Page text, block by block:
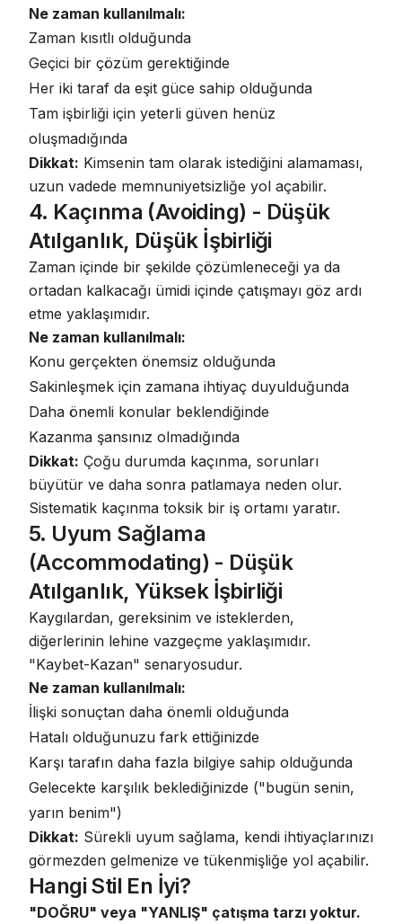
Ne zaman kullanılmalı:
Zaman kısıtlı olduğunda
Geçici bir çözüm gerektiğinde
Her iki taraf da eşit güce sahip olduğunda
Tam işbirliği için yeterli güven henüz
oluşmadığında
Dikkat: Kimsenin tam olarak istediğini alamaması,
uzun vadede memnuniyetsizliğe yol açabilir.
4. Kaçınma (Avoiding) - Düşük
Atılganlık, Düşük İşbirliği
Zaman içinde bir şekilde çözümleneceği ya da
ortadan kalkacağı ümidi içinde çatışmayı göz ardı
etme yaklaşımıdır.
Ne zaman kullanılmalı:
Konu gerçekten önemsiz olduğunda
Sakinleşmek için zamana ihtiyaç duyulduğunda
Daha önemli konular beklendiğinde
Kazanma şansınız olmadığında
Dikkat: Çoğu durumda kaçınma, sorunları
büyütür ve daha sonra patlamaya neden olur.
Sistematik kaçınma toksik bir iş ortamı yaratır.
5. Uyum Sağlama
(Accommodating) - Düşük
Atılganlık, Yüksek İşbirliği
Kaygılardan, gereksinim ve isteklerden,
diğerlerinin lehine vazgeçme yaklaşımıdır.
"Kaybet-Kazan" senaryosudur.
Ne zaman kullanılmalı:
İlişki sonuçtan daha önemli olduğunda
Hatalı olduğunuzu fark ettiğinizde
Karşı tarafın daha fazla bilgiye sahip olduğunda
Gelecekte karşılık beklediğinizde ("bugün senin,
yarın benim")
Dikkat: Sürekli uyum sağlama, kendi ihtiyaçlarınızı
görmezden gelmenize ve tükenmişliğe yol açabilir.
Hangi Stil En İyi?
"DOĞRU" veya "YANLIŞ" çatışma tarzı yoktur.